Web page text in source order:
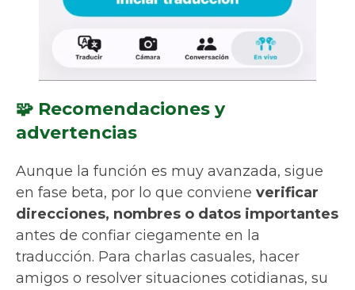
🧩 Recomendaciones y
advertencias
Aunque la función es muy avanzada, sigue
en fase beta, por lo que conviene verificar
direcciones, nombres o datos importantes
antes de confiar ciegamente en la
traducción. Para charlas casuales, hacer
amigos o resolver situaciones cotidianas, su